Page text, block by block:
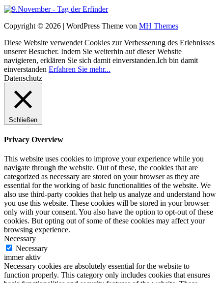
Copyright © 2026 | WordPress Theme von MH Themes
Diese Website verwendet Cookies zur Verbesserung des Erlebnisses
unserer Besucher. Indem Sie weiterhin auf dieser Website
navigieren, erklären Sie sich damit einverstanden.Ich bin damit
einverstanden Erfahren Sie mehr...
Datenschutz
Schließen
Privacy Overview
This website uses cookies to improve your experience while you
navigate through the website. Out of these, the cookies that are
categorized as necessary are stored on your browser as they are
essential for the working of basic functionalities of the website. We
also use third-party cookies that help us analyze and understand how
you use this website. These cookies will be stored in your browser
only with your consent. You also have the option to opt-out of these
cookies. But opting out of some of these cookies may affect your
browsing experience.
Necessary
Necessary
immer aktiv
Necessary cookies are absolutely essential for the website to
function properly. This category only includes cookies that ensures